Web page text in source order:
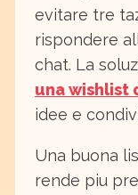
evitare tre
rispondere
chat. La
una wishlist
idee e
Una buona
rende piu